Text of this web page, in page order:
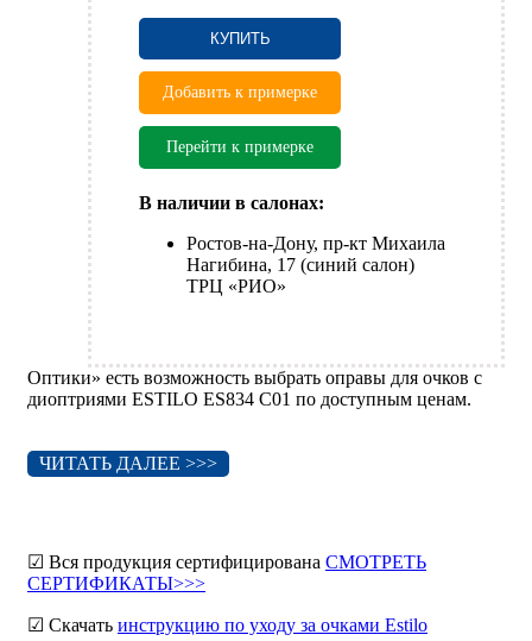
КУПИТЬ
Добавить к примерке
Перейти к примерке
В наличии в салонах:
Ростов-на-Дону, пр-кт Михаила
Нагибина, 17 (синий салон)
ТРЦ «РИО»
Оптики» есть возможность выбрать оправы для очков с
диоптриями ESTILO ES834 C01 по доступным ценам.
ЧИТАТЬ ДАЛЕЕ >>>
☑ Вся продукция сертифицирована СМОТРЕТЬ
СЕРТИФИКАТЫ>>>
☑ Скачать инструкцию по уходу за очками Estilo